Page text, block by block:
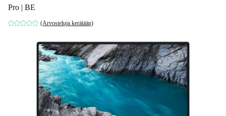
Pro | BE
(Arvosteluja kerätään)